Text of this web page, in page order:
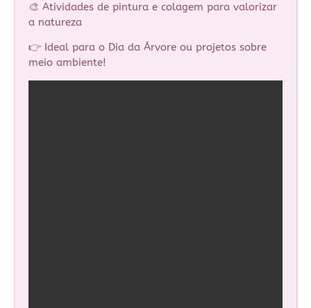
🎨 Atividades de pintura e colagem para valorizar
a natureza
👉 Ideal para o Dia da Árvore ou projetos sobre
meio ambiente!